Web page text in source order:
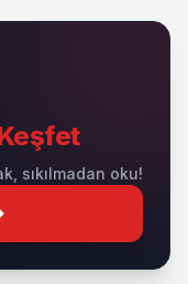
sıkılmadan oku!